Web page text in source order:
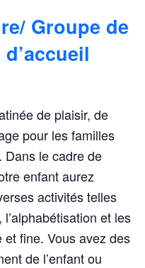
Groupe de
de plaisir, de
pour les familles
Dans le cadre de
enfant aurez
activités telles
et les
fine. Vous avez des
de l’enfant ou